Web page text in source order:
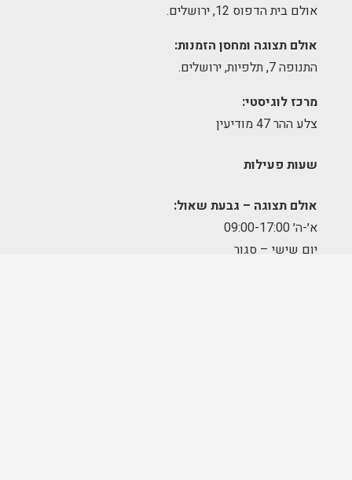
אולם בית הדפוס 12, ירושלים.
אולם תצוגה ומחסן הזמנות:
התנופה 7, תלפיות, ירושלים.
מרכז לוגיסטי:
צלע ההר 47 מודיעין
שעות פעילות
אולם תצוגה – גבעת שאול:
א׳-ה׳ 09:00-17:00
יום שישי – סגור